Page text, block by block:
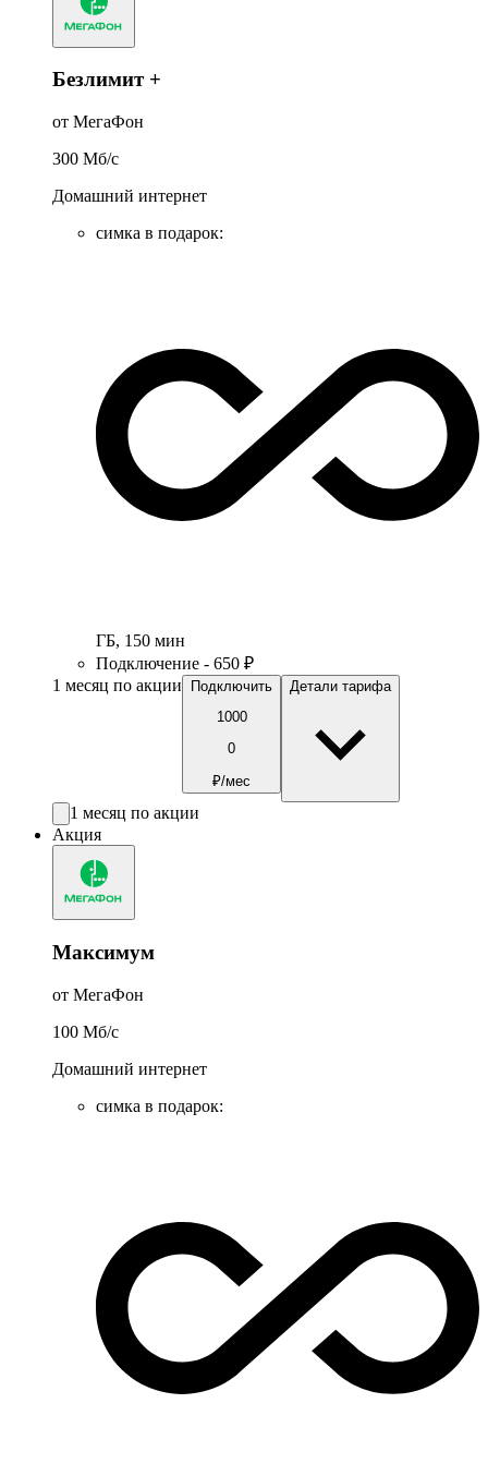
Безлимит +
от МегаФон
300 Мб/c
Домашний интернет
симка в подарок:
ГБ, 150 мин
Подключение - 650 ₽
1 месяц по акции
Подключить
1000
0
₽/мес
Детали тарифа
1 месяц по акции
Акция
Максимум
от МегаФон
100 Мб/c
Домашний интернет
симка в подарок: